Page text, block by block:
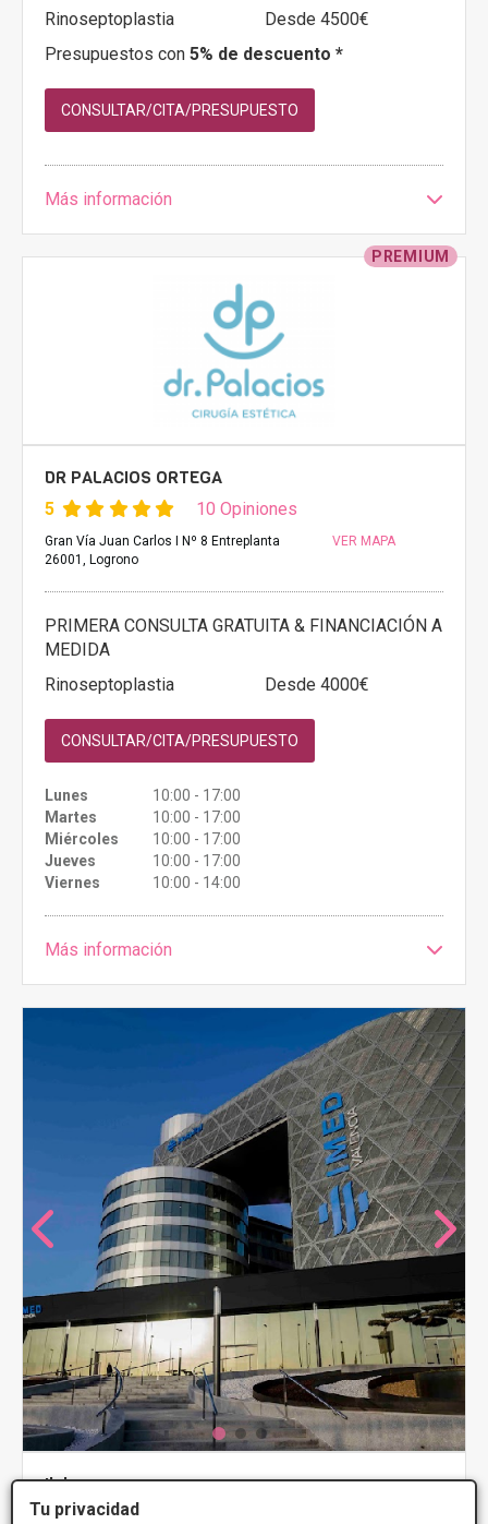
Tu privacidad
Rinoseptoplastia
Desde 4500€
Presupuestos con 5% de descuento *
CONSULTAR/CITA/PRESUPUESTO
Más información
PREMIUM
DR PALACIOS ORTEGA
5 10 Opiniones
Gran Vía Juan Carlos I Nº 8 Entreplanta
26001, Logrono
VER MAPA
PRIMERA CONSULTA GRATUITA & FINANCIACIÓN A
MEDIDA
Rinoseptoplastia
Desde 4000€
CONSULTAR/CITA/PRESUPUESTO
Lunes
10:00 - 17:00
Martes
10:00 - 17:00
Miércoles
10:00 - 17:00
Jueves
10:00 - 17:00
Viernes
10:00 - 14:00
Más información
Ilahy
4.6